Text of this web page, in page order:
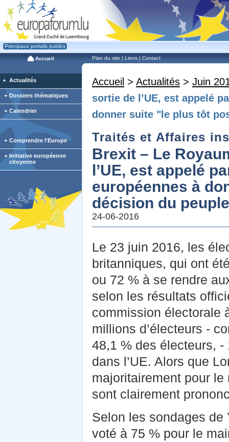
Principaux portails publics
Accueil Plan du site | Liens | Contact
Accueil > Actualités > Juin
sortie de l’UE, est appelé
donner suite "le plus tôt
Traités et Affaires
Brexit – Le
l’UE, est appelé
européennes à
décision du
24-06-2016
Le 23 juin 2016, les
britanniques, qui ont
ou 72 % à se rendre
selon les résultats
commission électorale
millions d’électeurs -
48,1 % des électeurs,
dans l’UE. Alors que
majoritairement pour le
sont clairement
Selon les sondages de
voté à 75 % pour le
Actualités
Dossiers thématiques
Calendrier
Comprendre l'Europe
Initiative européenne
citoyenne